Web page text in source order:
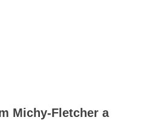
Michy-Fletcher a